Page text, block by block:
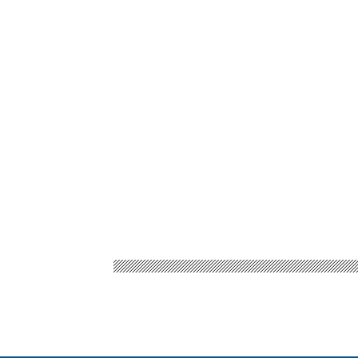
Joe Biden 6